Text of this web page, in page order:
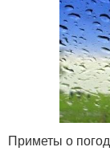
Приметы о